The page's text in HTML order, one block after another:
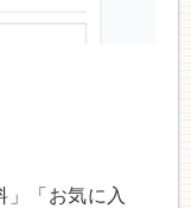
「お気に入